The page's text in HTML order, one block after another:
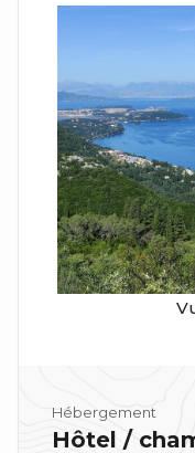
Hébergement
Hôtel /